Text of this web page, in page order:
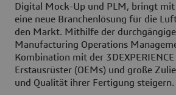
Digital Mock-Up und PLM, bringt mit
eine neue Branchenlösung für die
den Markt. Mithilfe der
Manufacturing Operations
Kombination mit der
Erstausrüster (OEMs) und große
und Qualität ihrer Fertigung steigern.